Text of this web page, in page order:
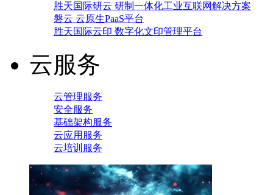
胜天国际研云 研制一体化工业互联网解决方案
磐云 云原生PaaS平台
胜天国际云印 数字化文印管理平台
云服务
云管理服务
安全服务
基础架构服务
云应用服务
云培训服务